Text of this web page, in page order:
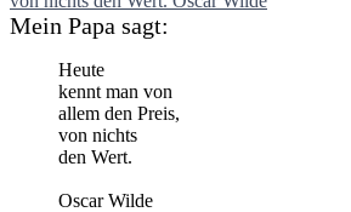
Mein Papa sagt:
Heute
kennt man von
allem den Preis,
von nichts
den Wert.
Oscar Wilde